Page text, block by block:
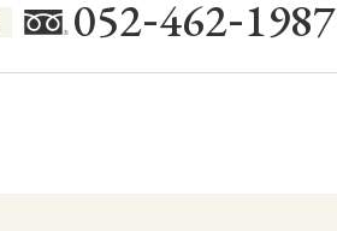
052-462-1987